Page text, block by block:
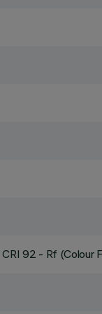
CRI92 - Rf (Colour